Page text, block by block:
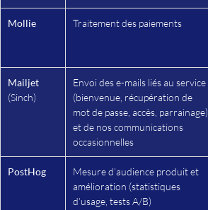
Mollie Traitement des paiements
Mailjet
(Sinch)
Envoi des e-mails liés au service
(bienvenue, récupération de
mot de passe, accès, parrainage)
et de nos communications
occasionnelles
PostHog
Mesure d’audience produit et
amélioration (statistiques
d’usage, tests A/B)